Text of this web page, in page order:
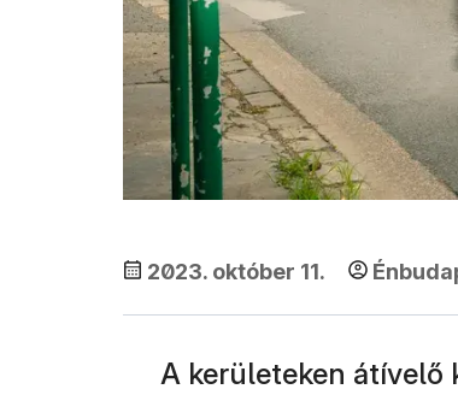
2023. október 11.
A kerületeken átívelő